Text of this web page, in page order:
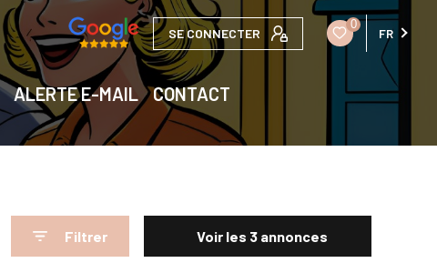
SE CONNECTER
0
FR
ALERTE E-MAIL CONTACT
Filtrer Voir les 3 annonces